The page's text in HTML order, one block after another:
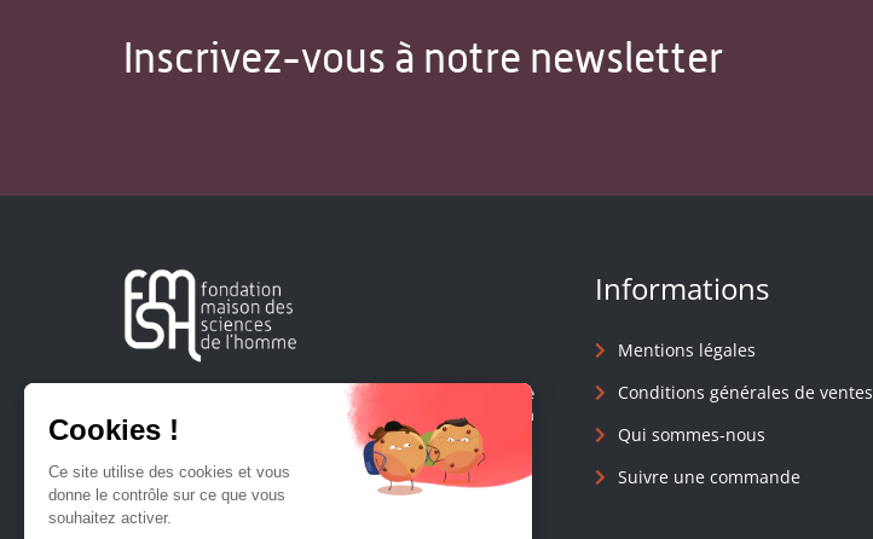
Inscrivez-vous à notre newsletter
Créée en 1963, la Fondation Maison Sciences de l'Homme
soutient la recherche et la diffusion des connaissances en
sciences humaines et sociales.
Informations
Mentions légales
Conditions générales de ventes
Qui sommes-nous
Suivre une commande